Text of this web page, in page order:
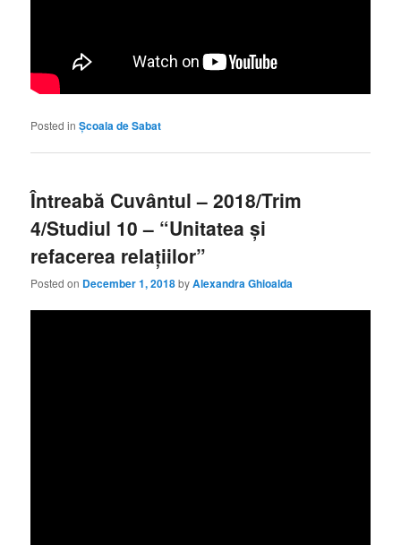
Posted in Școala de Sabat
Întreabă Cuvântul – 2018/Trim
4/Studiul 10 – “Unitatea și
refacerea relațiilor”
Posted on December 1, 2018byAlexandra Ghioalda